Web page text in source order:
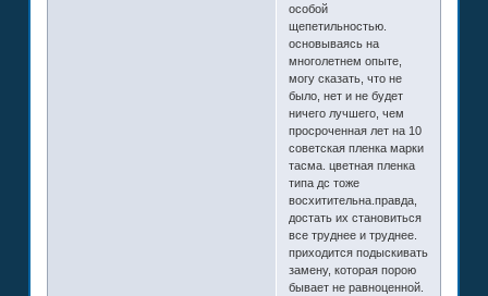
особой
щепетильностью.
основываясь на
многолетнем опыте,
могу сказать, что не
было, нет и не будет
ничего лучшего, чем
просроченная лет на 10
советская пленка марки
тасма. цветная пленка
типа дс тоже
восхитительна.правда,
достать их становиться
все труднее и труднее.
приходится подыскивать
замену, которая порою
бывает не равноценной.